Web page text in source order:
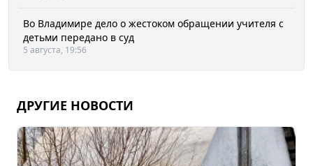
Во Владимире дело о жестоком обращении учителя с
детьми передано в суд
5 августа, 19:56
ДРУГИЕ НОВОСТИ